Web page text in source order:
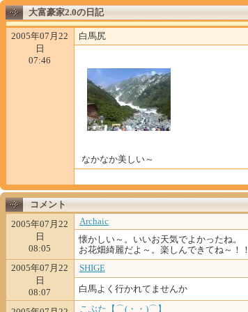
大富豪家2.0の日記
2005年07月22
日
07:46
白馬尻
なかなか美しい～
コメント
2005年07月22
日
08:05
Archaic
懐かしい～。いいお天気でよかったね。
お花畑綺麗だよ～。楽しんできてね～！！
2005年07月22
日
08:07
SHIGE
白馬よく行かれてませんか
こぶた【⌒(・・)⌒】